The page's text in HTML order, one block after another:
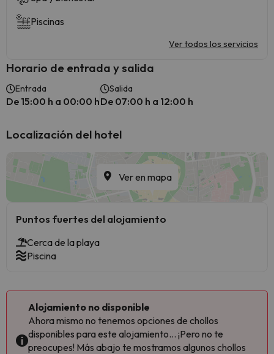
Piscinas
Ver todos los servicios
Horario de entrada y salida
Entrada
De 15:00 h a 00:00 h
Salida
De 07:00 h a 12:00 h
Localización del hotel
Ver en mapa
Puntos fuertes del alojamiento
Cerca de la playa
Piscina
Alojamiento no disponible
Ahora mismo no tenemos opciones de chollos
disponibles para este alojamiento... ¡Pero no te
preocupes! Más abajo te mostramos algunos chollos